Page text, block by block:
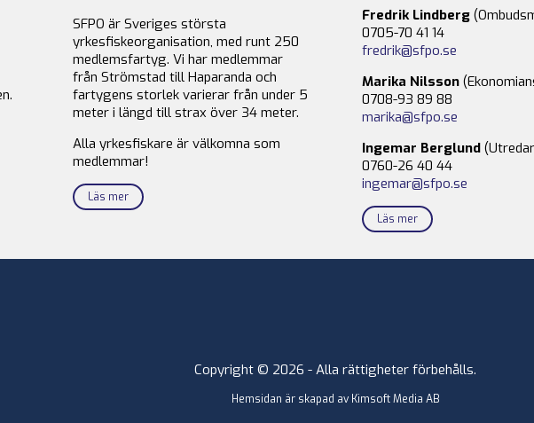
SFPO är Sveriges största
yrkesfiskeorganisation, med runt 250
medlemsfartyg. Vi har medlemmar
från Strömstad till Haparanda och
fartygens storlek varierar från under 5
meter i längd till strax över 34 meter.
Alla yrkesfiskare är välkomna som
medlemmar!
Läs mer
Fredrik Lindberg
0705-70 41 14
fredrik@sfpo.se
Marika Nilsson
0708-93 89 88
marika@sfpo.se
Ingemar Berglund
0760-26 40 44
ingemar@sfpo.se
Läs mer
Copyright © 2026 - Alla rättigheter förbehålls.
Hemsidan är skapad av Kimsoft Media AB